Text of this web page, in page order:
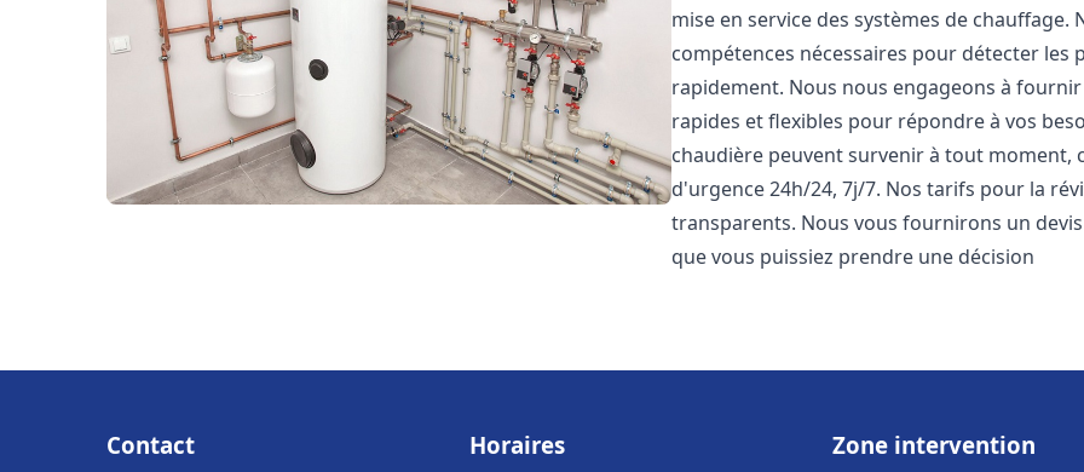
mise en service des systèmes de
compétences nécessaires pour détecter
rapidement. Nous nous engageons à
rapides et flexibles pour répondre à vos
chaudière peuvent survenir à tout
d'urgence 24h/24, 7j/7. Nos tarifs pour la
transparents. Nous vous fournirons un
que vous puissiez prendre une décision
Contact Horaires Zone intervention